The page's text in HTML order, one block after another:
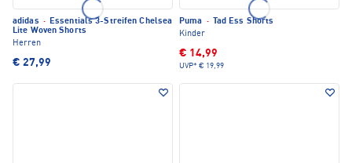
adidas · Essentials 3-Streifen Chelsea
Lite Woven Shorts
Herren
€ 27,99
Puma ·
Tad Ess Shorts
Kinder
€ 14,99
UVP* € 19,99